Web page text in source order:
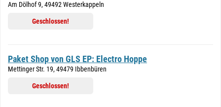
Am Dölhof 9, 49492 Westerkappeln
Geschlossen!
Paket Shop von GLS EP: Electro Hoppe
Mettinger Str. 19, 49479 Ibbenbüren
Geschlossen!